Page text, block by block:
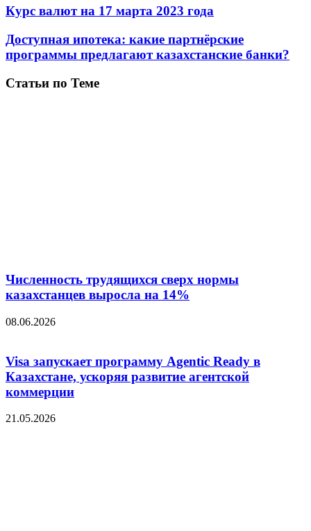
Курс валют на 17 марта 2023 года
Доступная ипотека: какие партнёрские
программы предлагают казахстанские банки?
Статьи по Теме
Численность трудящихся сверх нормы
казахстанцев выросла на 14%
08.06.2026
Visa запускает программу Agentic Ready в
Казахстане, ускоряя развитие агентской
коммерции
21.05.2026